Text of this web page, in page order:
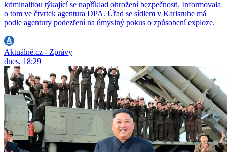
kriminalitou týkající se například ohrožení bezpečnosti. Informovala
o tom ve čtvrtek agentura DPA. Úřad se sídlem v Karlsruhe má
podle agentury podezření na úmyslný pokus o způsobení exploze.
Aktuálně.cz - Zprávy
dnes, 18:29